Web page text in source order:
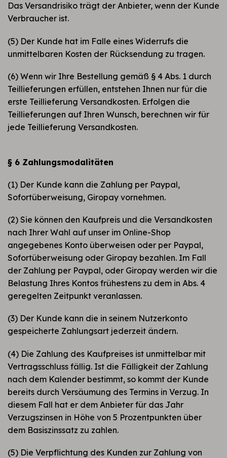
Das Versandrisiko trägt der Anbieter, wenn der Kunde
Verbraucher ist.
(5) Der Kunde hat im Falle eines Widerrufs die
unmittelbaren Kosten der Rücksendung zu tragen.
(6) Wenn wir Ihre Bestellung gemäß § 4 Abs. 1 durch
Teillieferungen erfüllen, entstehen Ihnen nur für die
erste Teillieferung Versandkosten. Erfolgen die
Teillieferungen auf Ihren Wunsch, berechnen wir für
jede Teillieferung Versandkosten.
§ 6 Zahlungsmodalitäten
(1) Der Kunde kann die Zahlung per Paypal,
Sofortüberweisung, Giropay vornehmen.
(2) Sie können den Kaufpreis und die Versandkosten
nach Ihrer Wahl auf unser im Online-Shop
angegebenes Konto überweisen oder per Paypal,
Sofortüberweisung oder Giropay bezahlen. Im Fall
der Zahlung per Paypal, oder Giropay werden wir die
Belastung Ihres Kontos frühestens zu dem in Abs. 4
geregelten Zeitpunkt veranlassen.
(3) Der Kunde kann die in seinem Nutzerkonto
gespeicherte Zahlungsart jederzeit ändern.
(4) Die Zahlung des Kaufpreises ist unmittelbar mit
Vertragsschluss fällig. Ist die Fälligkeit der Zahlung
nach dem Kalender bestimmt, so kommt der Kunde
bereits durch Versäumung des Termins in Verzug. In
diesem Fall hat er dem Anbieter für das Jahr
Verzugszinsen in Höhe von 5 Prozentpunkten über
dem Basiszinssatz zu zahlen.
(5) Die Verpflichtung des Kunden zur Zahlung von